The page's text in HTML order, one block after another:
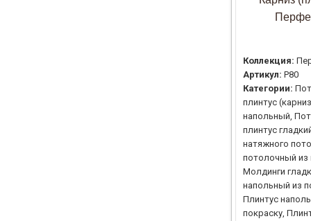
Коллекция:
Артикул: P80
Категории:
плинтус
напольный,
плинтус
натяжного
потолочный из
Молдинги
напольный из
Плинтус
покраску,